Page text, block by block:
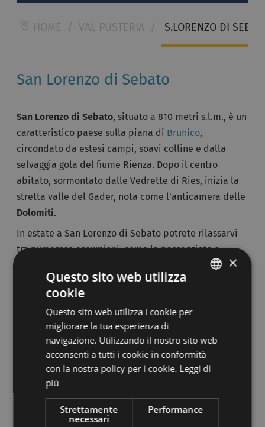
HOME / VAL PUSTERIA / S.LORENZO DI
San Lorenzo di Sebato
San Lorenzo di Sebato, situato a 810 metri s.l.m., è un
caratteristico paese sulla piana di Brunico,
circondato da estesi campi, soavi colline e dalla
selvaggia gola del fiume Rienza. Dopo il centro
abitato, sormontato dalle Vedrette di Ries, inizia la
stretta valle del Gader, nota come l'anticamera delle
Dolomiti.
In estate a San Lorenzo di Sebato potrete rilassarvi
tra numerose escursioni, come la passeggiata a
Brunico, vivace centro principale della val pusteria;
la gita al santuario di Maria Saalen, edificato ai
margini del bosco, un tempo insediamento abitato;
oppure potrete seguire il percorso che vi porterà al
paese diStefansdorf, attraversando romantiche
catene di colline e sussurranti boschi ricchi di piante
diverse.
In inverno a San Lorenzo di Sebato troverete una
slittare di 3,5 km. Uno skibus collega il paese al
×
Questo sito web utilizza
cookie
Questo sito web utilizza i cookie per
migliorare la tua esperienza di
navigazione. Utilizzando il nostro sito web
acconsenti a tutti i cookie in conformità
con la nostra policy per i cookie. Leggi di
più
Strettamente
necessari
Performance